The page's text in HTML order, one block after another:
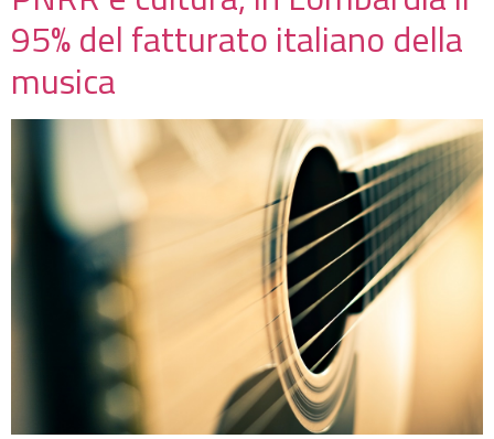
95% del fatturato italiano della
musica